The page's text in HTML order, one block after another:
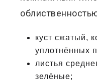
куст сжатый,
уплотнённых
листья
зелёные;